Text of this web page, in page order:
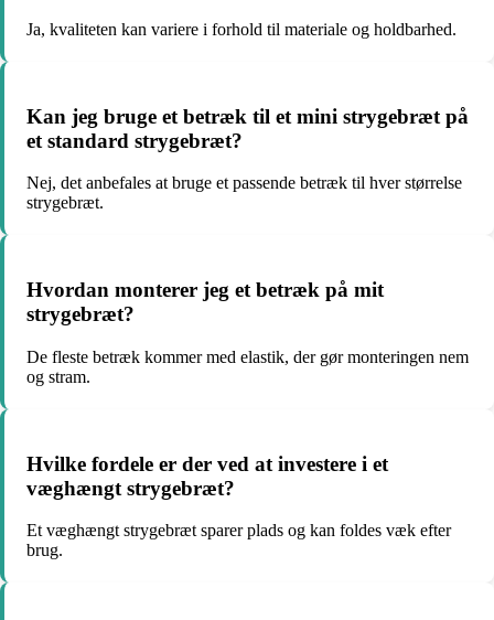
Ja, kvaliteten kan variere i forhold til materiale og holdbarhed.
Kan jeg bruge et betræk til et mini strygebræt på
et standard strygebræt?
Nej, det anbefales at bruge et passende betræk til hver størrelse
strygebræt.
Hvordan monterer jeg et betræk på mit
strygebræt?
De fleste betræk kommer med elastik, der gør monteringen nem
og stram.
Hvilke fordele er der ved at investere i et
væghængt strygebræt?
Et væghængt strygebræt sparer plads og kan foldes væk efter
brug.